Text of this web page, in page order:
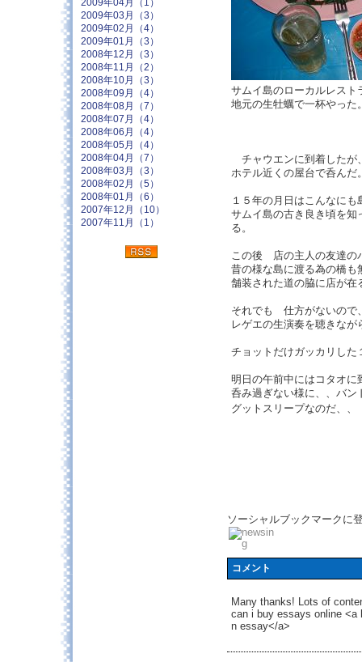
サムイ島のローカルレスト
地元の生牡蠣で一杯やった
チャウエンに到着したが
ホテル近くの屋台で呑んだ
１５年の月日はこんなに
サムイ島の古き良き頃を知
る。
この後 店の主人の友達の
昔の様な島に渡る為の橋も
舗装された道の脇に店が在
それでも 仕方がないので
レゲエの生演奏を聴きな
チョットだけガッカリし
明日の午前中にはコタオに
呑み過ぎない様に、、バン
グットスリープなのだ、
ソーシャルブックマークに
コメント
Many thanks! Lots of
can i buy essays online <a
n essay</a>
2009年04月（1）
2009年03月（3）
2009年02月（4）
2009年01月（3）
2008年12月（3）
2008年11月（2）
2008年10月（3）
2008年09月（4）
2008年08月（7）
2008年07月（4）
2008年06月（4）
2008年05月（4）
2008年04月（7）
2008年03月（3）
2008年02月（5）
2008年01月（6）
2007年12月（10）
2007年11月（1）